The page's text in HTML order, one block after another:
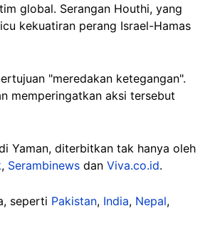
global. Serangan Houthi, yang
kekuatiran perang Israel-Hamas
"meredakan ketegangan".
memperingatkan aksi tersebut
Yaman, diterbitkan tak hanya oleh
, Serambinews dan Viva.co.id.
seperti Pakistan, India, Nepal,